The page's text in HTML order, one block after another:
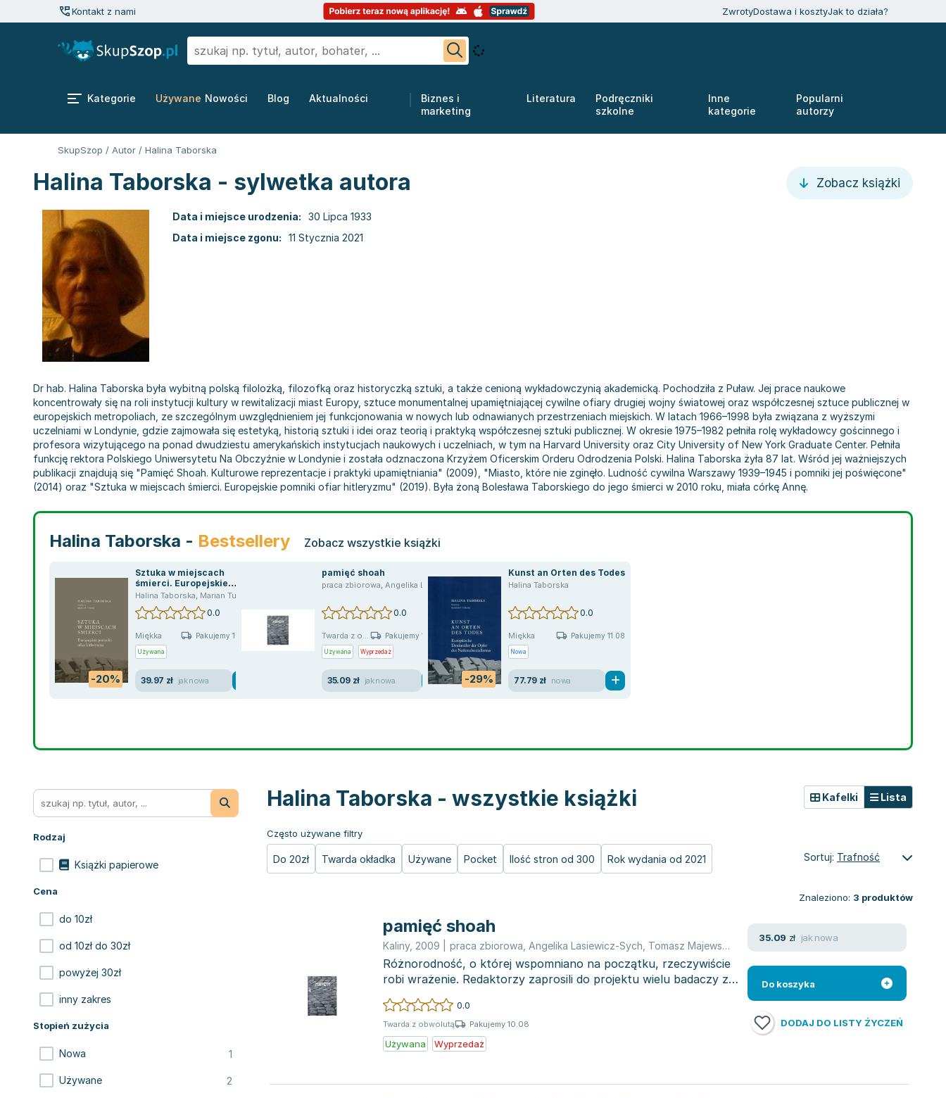
Kontakt z nami ZwrotyDostawa i kosztyJak to działa?
Kategorie Używane Nowości Blog Aktualności
Biznes i
marketing
Literatura
Podręczniki
szkolne
Inne
kategorie
Popularni
autorzy
SkupSzop / Autor / Halina Taborska
Halina Taborska - sylwetka autora Zobacz książki
Data i miejsce urodzenia:
30 Lipca 1933
Data i miejsce zgonu:
11 Stycznia 2021
Dr hab. Halina Taborska była wybitną polską filolożką, filozofką oraz historyczką sztuki, a także cenioną wykładowczynią akademicką. Pochodziła z Puław. Jej prace naukowe
koncentrowały się na roli instytucji kultury w rewitalizacji miast Europy, sztuce monumentalnej upamiętniającej cywilne ofiary drugiej wojny światowej oraz współczesnej sztuce publicznej w
europejskich metropoliach, ze szczególnym uwzględnieniem jej funkcjonowania w nowych lub odnawianych przestrzeniach miejskich. W latach 1966–1998 była związana z wyższymi
uczelniami w Londynie, gdzie zajmowała się estetyką, historią sztuki i idei oraz teorią i praktyką współczesnej sztuki publicznej. W okresie 1975–1982 pełniła rolę wykładowcy gościnnego i
profesora wizytującego na ponad dwudziestu amerykańskich instytucjach naukowych i uczelniach, w tym na Harvard University oraz City University of New York Graduate Center. Pełniła
funkcję rektora Polskiego Uniwersytetu Na Obczyźnie w Londynie i została odznaczona Krzyżem Oficerskim Orderu Odrodzenia Polski. Halina Taborska żyła 87 lat. Wśród jej ważniejszych
publikacji znajdują się "Pamięć Shoah. Kulturowe reprezentacje i praktyki upamiętniania" (2009), "Miasto, które nie zginęło. Ludność cywilna Warszawy 1939–1945 i pomniki jej poświęcone"
(2014) oraz "Sztuka w miejscach śmierci. Europejskie pomniki ofiar hitleryzmu" (2019). Była żoną Bolesława Taborskiego do jego śmierci w 2010 roku, miała córkę Annę.
Halina Taborska - Bestsellery Zobacz wszystkie książki
-20%
Sztuka w miejscach
śmierci. Europejskie
pomniki ofiar hitleryzmu
Halina Taborska, Marian Turski
0.0
Miękka Pakujemy 10.08
Używana
39.97 zł jak nowa
pamięć shoah
praca zbiorowa, Angelika Lasiewicz-Sych Tomasz Majewski,Teresa Pękala
0.0
Twarda z o... Pakujemy 10.08
Używana Wyprzedaż
35.09 zł jak nowa -29%
Kunst an Orten des Todes
Halina Taborska
0.0
Miękka Pakujemy 11.08
Nowa
77.79 zł nowa
Rodzaj
Książki papierowe
Cena
do 10zł
od 10zł do 30zł
powyżej 30zł
inny zakres
Stopień zużycia
Nowa 1
Używane 2
Halina Taborska - wszystkie książki
Często używane filtry
Do 20zł Twarda okładka Używane Pocket Ilość stron od 300 Rok wydania od 2021
Kafelki Lista
Sortuj: Trafność
Znaleziono: 3 produktów
pamięć shoah
Kaliny, 2009 praca zbiorowa Angelika Lasiewicz-Sych Tomasz Majewski Teresa Pękala , Józef
Różnorodność, o której wspomniano na początku, rzeczywiście
robi wrażenie. Redaktorzy zaprosili do projektu wielu badaczy z
różnyc...
0.0
Twarda z obwolutą Pakujemy 10.08
Używana Wyprzedaż
35.09 zł jak nowa
Do koszyka
DODAJ DO LISTY ŻYCZEŃ